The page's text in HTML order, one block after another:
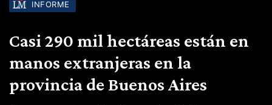
INFORME
Casi 290 mil hectáreas están en
manos extranjeras en la
provincia de Buenos Aires